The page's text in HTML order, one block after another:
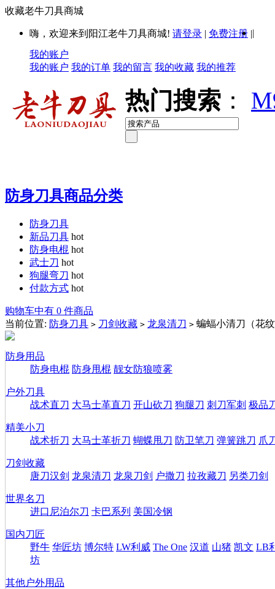
收藏老牛刀具商城
嗨，欢迎来到阳江老牛刀具商城! 请登录 | 免费注册 ||
我的账户
我的账户 我的订单 我的留言 我的收藏 我的推荐
热门搜索 ：
防身刀具商品分类
防身刀具
新品刀具 hot
防身电棍 hot
武士刀 hot
狗腿弯刀 hot
付款方式 hot
购物车中有 0 件商品
当前位置: 防身刀具 > 刀剑收藏 > 龙泉清刀 > 蝙蝠小清刀（花
防身用品
防身电棍 防身甩棍 靓女防狼喷雾
户外刀具
战术直刀 大马士革直刀 开山砍刀 狗腿刀 刺刀军刺 极品
精美小刀
战术折刀 大马士革折刀 蝴蝶甩刀 防卫笔刀 弹簧跳刀 爪
刀剑收藏
唐刀汉剑 龙泉清刀 龙泉刀剑 户撒刀 拉孜藏刀 另类刀剑
世界名刀
进口尼泊尔刀 卡巴系列 美国冷钢
国内刀匠
野牛 华匠坊 博尔特 LW利威 The One 汉道 山猪 凯文 LB
坊
其他户外用品